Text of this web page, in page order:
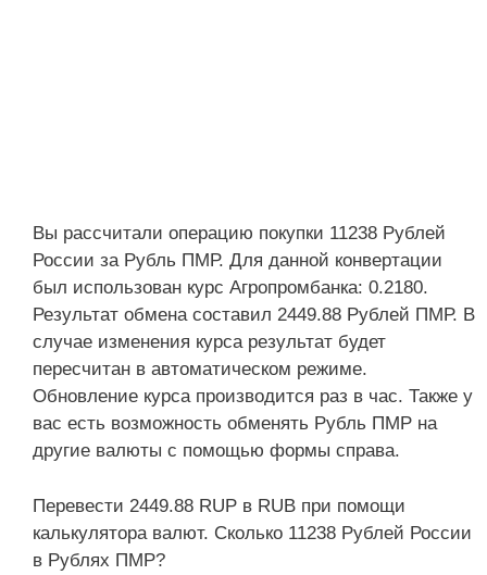
Вы рассчитали операцию покупки 11238 Рублей
России за Рубль ПМР. Для данной конвертации
был использован курс Агропромбанка: 0.2180.
Результат обмена составил 2449.88 Рублей ПМР. В
случае изменения курса результат будет
пересчитан в автоматическом режиме.
Обновление курса производится раз в час. Также у
вас есть возможность обменять Рубль ПМР на
другие валюты с помощью формы справа.
Перевести 2449.88 RUP в RUB при помощи
калькулятора валют. Сколько 11238 Рублей России
в Рублях ПМР?